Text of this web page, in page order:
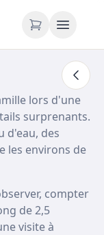
lors d'une
surprenants.
d'eau, des
les environs de
compter
de 2,5
visite à